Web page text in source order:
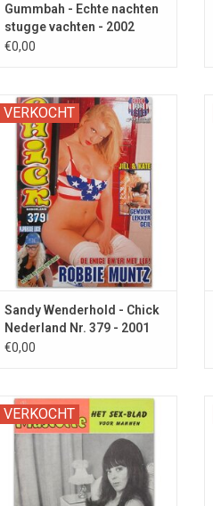
Gummbah - Echte nachten
stugge vachten - 2002
€0,00
VERKOCHT
Dit nummer in het thema van de
presidentsverkiezingen in de USA
(Al Gore vs George W. Bush Jr.) en
bijdrage van TV-maker Robbie
Muntz.
Sandy Wenderhold - Chick
Nederland Nr. 379 - 2001
€0,00
VERKOCHT
Nederlands erotisch pin-up
tijdschrift uit de jaren '70 met
pikante verhalen, moppen en
cartoons.